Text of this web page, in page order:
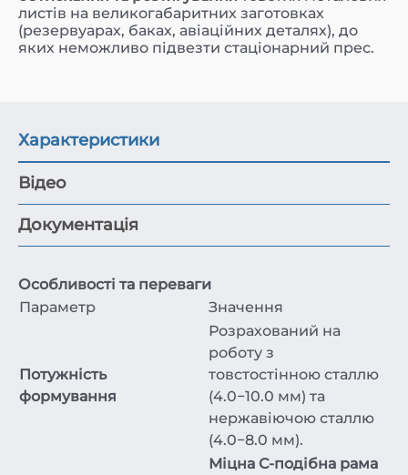
листів на великогабаритних заготовках
(резервуарах, баках, авіаційних деталях), до
яких неможливо підвезти стаціонарний прес.
Характеристики
Відео
Документація
Особливості та переваги
Параметр
Значення
Потужність
формування
Розрахований на
роботу з
товстостінною сталлю
(4.0−10.0 мм) та
нержавіючою сталлю
(4.0−8.0 мм).
Міцна C-подібна рама